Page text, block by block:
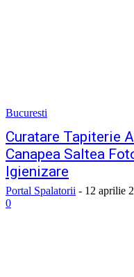
Bucuresti
Curatare Tapiterie
Canapea Saltea
Igienizare
Portal Spalatorii - 12 aprilie
0